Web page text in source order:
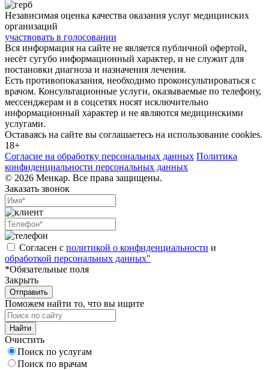
Независимая оценка качества оказания услуг медицинских
организаций
участвовать в голосовании
Вся информация на сайте не является публичной офертой,
несёт сугубо информационный характер, и не служит для
постановки диагноза и назначения лечения.
Есть противопоказания, необходимо проконсультироваться с
врачом. Консультационные услуги, оказываемые по телефону,
мессенджерам и в соцсетях носят исключительно
информационный характер и не являются медицинскими
услугами.
Оставаясь на сайте вы соглашаетесь на использование cookies.
18+
Согласие на обработку персональных данных Политика
конфиденциальности персональных данных
© 2026 Менкар. Все права защищены.
Заказать звонок
Согласен с политикой о конфиденциальности и
обработкой персональных данных"
*Обязательные поля
Закрыть
Отправить
Поможем найти то, что вы ищите
Найти
Очистить
Поиск по услугам
Поиск по врачам